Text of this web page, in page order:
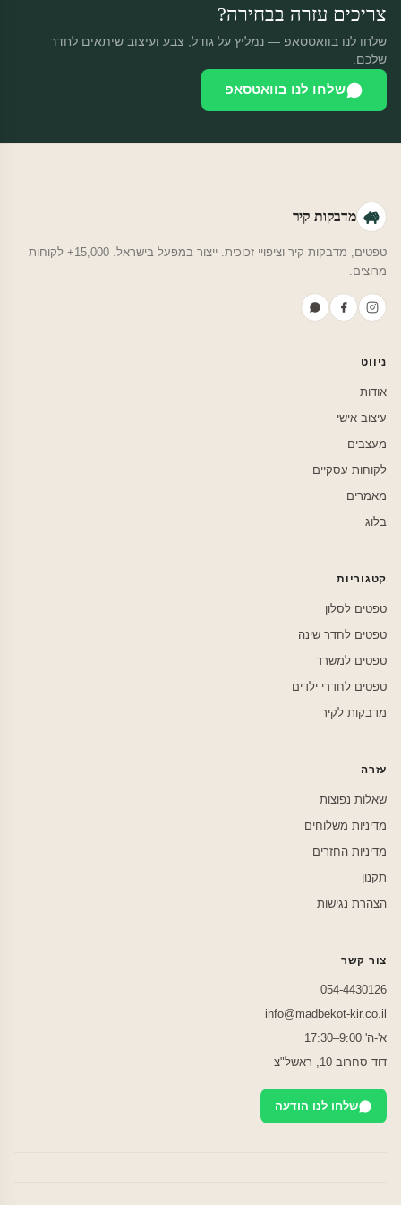
צריכים עזרה בבחירה?
שלחו לנו בוואטסאפ — נמליץ על גודל, צבע ועיצוב שיתאים לחדר
שלכם.
שלחו לנו בוואטסאפ
מדבקות קיר
טפטים, מדבקות קיר וציפויי זכוכית. ייצור במפעל בישראל. 15,000+ לקוחות
מרוצים.
ניווט
אודות
עיצוב אישי
מעצבים
לקוחות עסקיים
מאמרים
בלוג
קטגוריות
טפטים לסלון
טפטים לחדר שינה
טפטים למשרד
טפטים לחדרי ילדים
מדבקות לקיר
עזרה
שאלות נפוצות
מדיניות משלוחים
מדיניות החזרים
תקנון
הצהרת נגישות
צור קשר
054-4430126
info@madbekot-kir.co.il
א'-ה' 9:00–17:30
דוד סחרוב 10, ראשל"צ
שלחו לנו הודעה